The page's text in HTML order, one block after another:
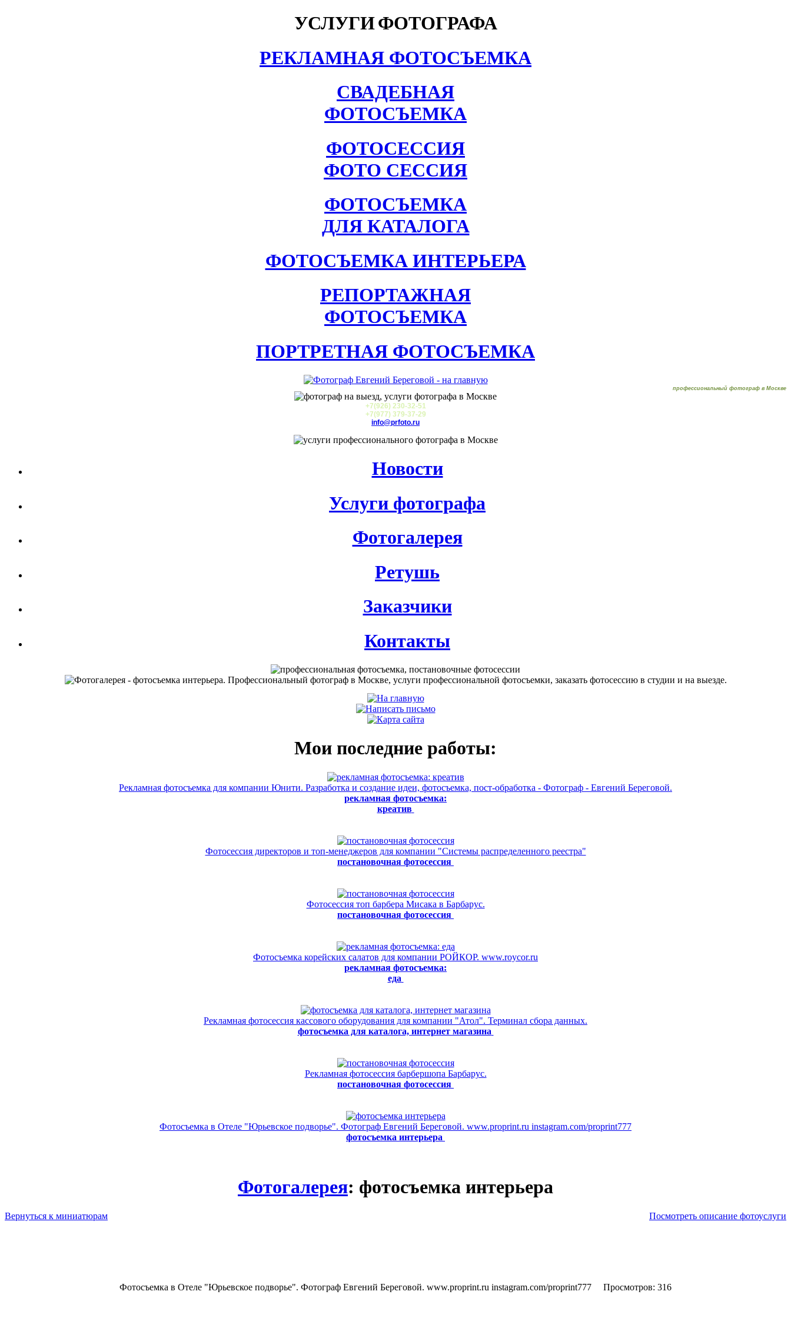
УСЛУГИФОТОГРАФА
РЕКЛАМНАЯ ФОТОСЪЕМКА
СВАДЕБНАЯ
ФОТОСЪЕМКА
ФОТОСЕССИЯ
ФОТО СЕССИЯ
ФОТОСЪЕМКА
ДЛЯ КАТАЛОГА
ФОТОСЪЕМКА ИНТЕРЬЕРА
РЕПОРТАЖНАЯ
ФОТОСЪЕМКА
ПОРТРЕТНАЯ ФОТОСЪЕМКА
профессиональный фотограф в Москве
+7(926) 230-32-51
+7(977) 379-37-29
info@prfoto.ru
Новости
Услуги фотографа
Фотогалерея
Ретушь
Заказчики
Контакты
Мои последние работы:
Рекламная фотосъемка для компании Юнити. Разработка и создание идеи, фотосъемка, пост-обработка - Фотограф - Евгений Береговой.
рекламная фотосъемка:
креатив
Фотосессия директоров и топ-менеджеров для компании "Системы распределенного реестра"
постановочная фотосессия
Фотосессия топ барбера Мисака в Барбарус.
постановочная фотосессия
Фотосъемка корейских салатов для компании РОЙКОР. www.roycor.ru
рекламная фотосъемка:
еда
Рекламная фотосессия кассового оборудования для компании "Атол". Терминал сбора данных.
фотосъемка для каталога, интернет магазина
Рекламная фотосессия барбершопа Барбарус.
постановочная фотосессия
Фотосъемка в Отеле "Юрьевское подворье". Фотограф Евгений Береговой. www.proprint.ru instagram.com/proprint777
фотосъемка интерьера
Фотогалерея: фотосъемка интерьера
Вернуться к миниатюрам Посмотреть описание фотоуслуги
Фотосъемка в Отеле "Юрьевское подворье". Фотограф Евгений Береговой. www.proprint.ru instagram.com/proprint777 Просмотров: 316